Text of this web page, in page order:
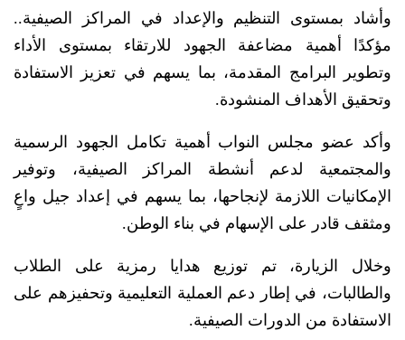
وأشاد بمستوى التنظيم والإعداد في المراكز الصيفية..
مؤكدًا أهمية مضاعفة الجهود للارتقاء بمستوى الأداء
وتطوير البرامج المقدمة، بما يسهم في تعزيز الاستفادة
وتحقيق الأهداف المنشودة.
وأكد عضو مجلس النواب أهمية تكامل الجهود الرسمية
والمجتمعية لدعم أنشطة المراكز الصيفية، وتوفير
الإمكانيات اللازمة لإنجاحها، بما يسهم في إعداد جيل واعٍ
ومثقف قادر على الإسهام في بناء الوطن.
وخلال الزيارة، تم توزيع هدايا رمزية على الطلاب
والطالبات، في إطار دعم العملية التعليمية وتحفيزهم على
الاستفادة من الدورات الصيفية.